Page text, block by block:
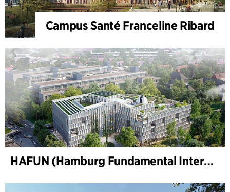
Campus Santé Franceline Ribard
HAFUN (Hamburg Fundamental Interactions Laboratory), Hamburg Universitet